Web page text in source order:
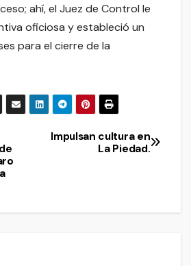
ahí, el Juez de Control le
oficiosa y estableció un
para el cierre de la
Impulsan cultura en
La Piedad.